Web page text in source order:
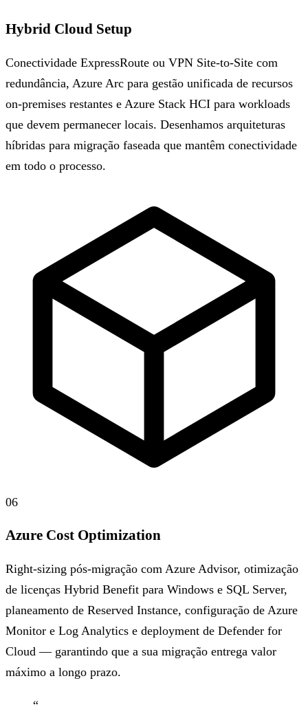
Hybrid Cloud Setup
Conectividade ExpressRoute ou VPN Site-to-Site com
redundância, Azure Arc para gestão unificada de recursos
on-premises restantes e Azure Stack HCI para workloads
que devem permanecer locais. Desenhamos arquiteturas
híbridas para migração faseada que mantêm conectividade
em todo o processo.
06
Azure Cost Optimization
Right-sizing pós-migração com Azure Advisor, otimização
de licenças Hybrid Benefit para Windows e SQL Server,
planeamento de Reserved Instance, configuração de Azure
Monitor e Log Analytics e deployment de Defender for
Cloud — garantindo que a sua migração entrega valor
máximo a longo prazo.
“